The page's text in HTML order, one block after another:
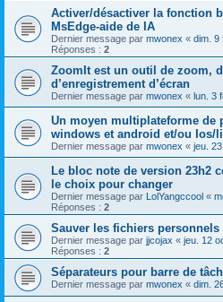
Activer/désactiver la fonction
MsEdge-aide de IA
Dernier message par mwonex « dim. 9
Réponses : 2
ZoomIt est un outil de zoom,
d’enregistrement d’écran
Dernier message par mwonex « lun. 3
Un moyen multiplateforme de
windows et android et/ou Ios/
Dernier message par mwonex « jeu.
Le bloc note de version 23h2
le choix pour changer
Dernier message par LolYangccool «
Réponses : 2
Sauver les fichiers personnels
Dernier message par jjcojax « jeu. 12
Réponses : 2
Séparateurs pour barre de
Dernier message par mwonex « dim.